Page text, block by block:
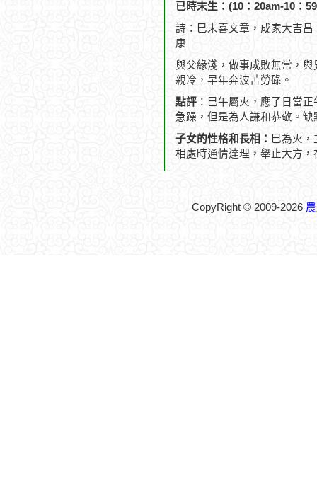
已時末生：(10：20am-10：
詩：巳末喜文章，成家大吉
康
與父緣淺，做事成敗無常，
親冷，早年奔波苦勞碌。
點評 ：巳午屬火，應了日當
急躁，但是為人謙和恭敬。
子女的性格和長相： 巳為火
相處時通情達理，舉止大方
CopyRight © 2009-2026